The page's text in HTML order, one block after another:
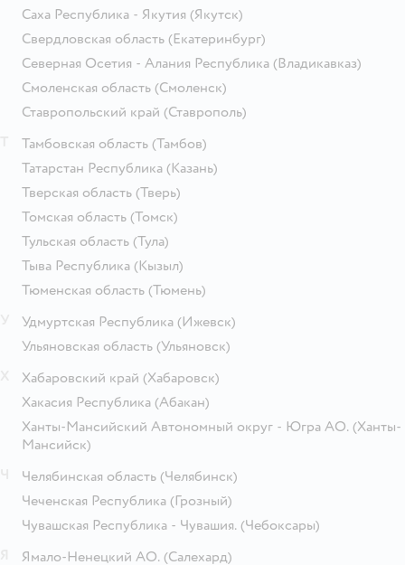
Саха Республика - Якутия (Якутск)
Свердловская область (Екатеринбург)
Северная Осетия - Алания Республика (Владикавказ)
Смоленская область (Смоленск)
Ставропольский край (Ставрополь)
Тамбовская область (Тамбов)
Татарстан Республика (Казань)
Тверская область (Тверь)
Томская область (Томск)
Тульская область (Тула)
Тыва Республика (Кызыл)
Тюменская область (Тюмень)
Удмуртская Республика (Ижевск)
Ульяновская область (Ульяновск)
Хабаровский край (Хабаровск)
Хакасия Республика (Абакан)
Ханты-Мансийский Автономный округ - Югра АО. (Ханты-
Мансийск)
Челябинская область (Челябинск)
Чеченская Республика (Грозный)
Чувашская Республика - Чувашия. (Чебоксары)
Ямало-Ненецкий АО. (Салехард)